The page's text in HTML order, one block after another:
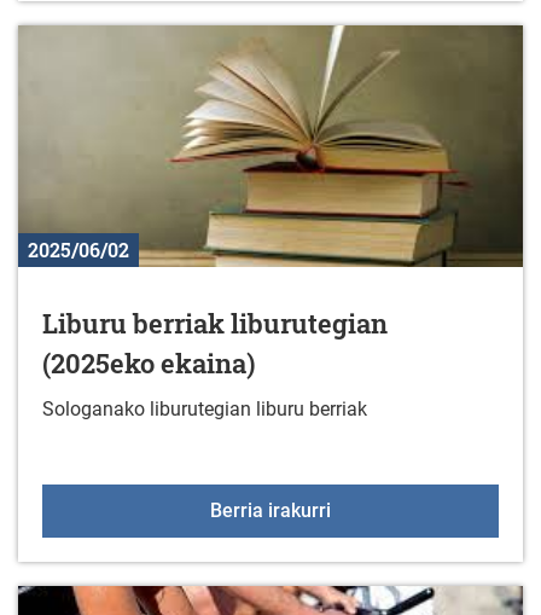
2025/06/02
Liburu berriak liburutegian
(2025eko ekaina)
Sologanako liburutegian liburu berriak
Berria irakurri